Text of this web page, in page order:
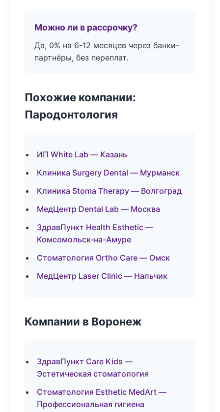
Можно ли в рассрочку?
Да, 0% на 6-12 месяцев через банки-
партнёры, без переплат.
Похожие компании:
Пародонтология
ИП White Lab — Казань
Клиника Surgery Dental — Мурманск
Клиника Stoma Therapy — Волгоград
МедЦентр Dental Lab — Москва
ЗдравПункт Health Esthetic —
Комсомольск-на-Амуре
Стоматология Ortho Care — Омск
МедЦентр Laser Clinic — Нальчик
Компании в Воронеж
ЗдравПункт Care Kids —
Эстетическая стоматология
Стоматология Esthetic MedArt —
Профессиональная гигиена